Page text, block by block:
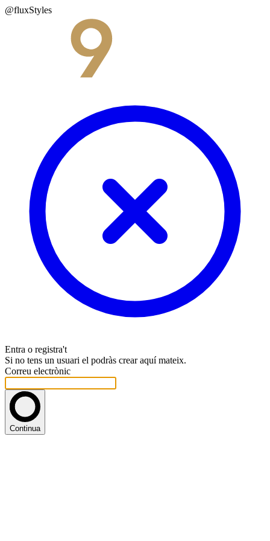
@fluxStyles
Entra o registra't
Si no tens un usuari el podràs crear aquí mateix.
Correu electrònic
Continua